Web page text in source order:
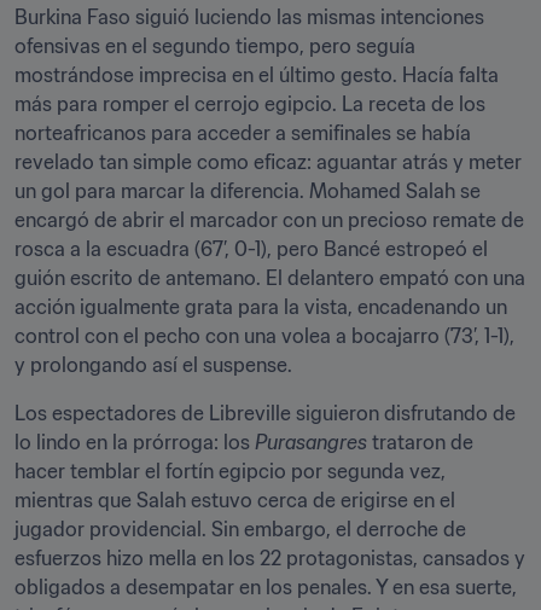
Burkina Faso siguió luciendo las mismas intenciones
ofensivas en el segundo tiempo, pero seguía
mostrándose imprecisa en el último gesto. Hacía falta
más para romper el cerrojo egipcio. La receta de los
norteafricanos para acceder a semifinales se había
revelado tan simple como eficaz: aguantar atrás y meter
un gol para marcar la diferencia. Mohamed Salah se
encargó de abrir el marcador con un precioso remate de
rosca a la escuadra (67’, 0-1), pero Bancé estropeó el
guión escrito de antemano. El delantero empató con una
acción igualmente grata para la vista, encadenando un
control con el pecho con una volea a bocajarro (73’, 1-1),
y prolongando así el suspense.
Los espectadores de Libreville siguieron disfrutando de
lo lindo en la prórroga: los Purasangres trataron de
hacer temblar el fortín egipcio por segunda vez,
mientras que Salah estuvo cerca de erigirse en el
jugador providencial. Sin embargo, el derroche de
esfuerzos hizo mella en los 22 protagonistas, cansados y
obligados a desempatar en los penales. Y en esa suerte,